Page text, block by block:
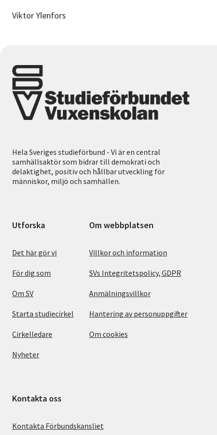
Viktor Ylenfors
Hela Sveriges studieförbund - Vi är en central
samhällsaktör som bidrar till demokrati och
delaktighet, positiv och hållbar utveckling för
människor, miljö och samhällen.
Utforska
Det här gör vi
För dig som
Om SV
Starta studiecirkel
Cirkelledare
Nyheter
Om webbplatsen
Villkor och information
SVs Integritetspolicy, GDPR
Anmälningsvillkor
Hantering av personuppgifter
Om cookies
Kontakta oss
Kontakta Förbundskansliet